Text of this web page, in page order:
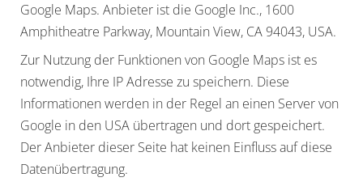
Google Maps. Anbieter ist die Google Inc., 1600
Amphitheatre Parkway, Mountain View, CA 94043, USA.
Zur Nutzung der Funktionen von Google Maps ist es
notwendig, Ihre IP Adresse zu speichern. Diese
Informationen werden in der Regel an einen Server von
Google in den USA übertragen und dort gespeichert.
Der Anbieter dieser Seite hat keinen Einfluss auf diese
Datenübertragung.